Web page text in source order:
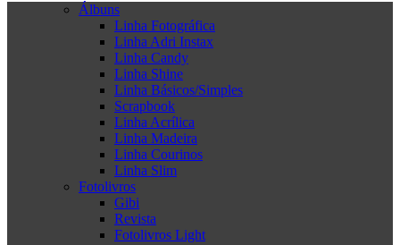
Álbuns
Linha Fotográfica
Linha Adri Instax
Linha Candy
Linha Shine
Linha Básicos/Simples
Scrapbook
Linha Acrílica
Linha Madeira
Linha Courinos
Linha Slim
Fotolivros
Gibi
Revista
Fotolivros Light